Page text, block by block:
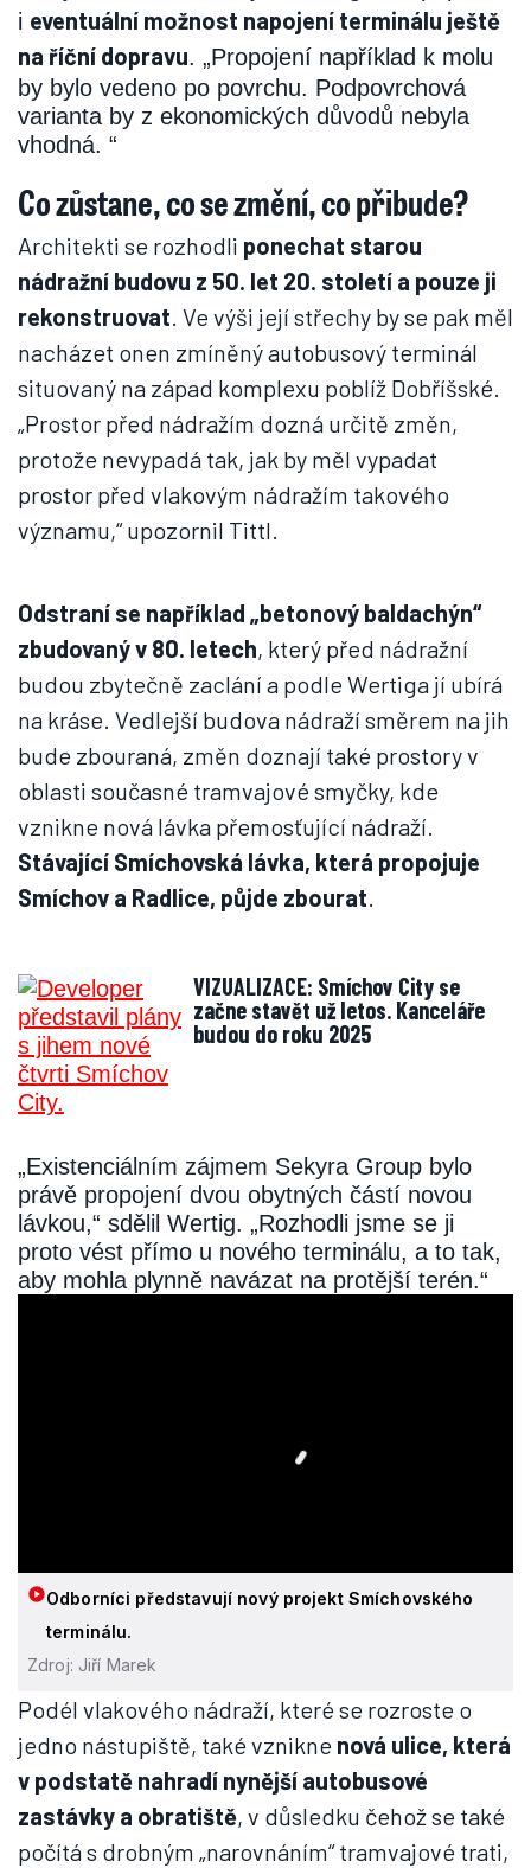
i eventuální možnost napojení terminálu ještě
na říční dopravu. „Propojení například k molu
by bylo vedeno po povrchu. Podpovrchová
varianta by z ekonomických důvodů nebyla
vhodná. “
Co zůstane, co se změní, co přibude?
Architekti se rozhodli ponechat starou
nádražní budovu z 50. let 20. století a pouze ji
rekonstruovat. Ve výši její střechy by se pak měl
nacházet onen zmíněný autobusový terminál
situovaný na západ komplexu poblíž Dobříšské.
„Prostor před nádražím dozná určitě změn,
protože nevypadá tak, jak by měl vypadat
prostor před vlakovým nádražím takového
významu,“ upozornil Tittl.
Odstraní se například „betonový baldachýn“
zbudovaný v 80. letech, který před nádražní
budou zbytečně zaclání a podle Wertiga jí ubírá
na kráse. Vedlejší budova nádraží směrem na jih
bude zbouraná, změn doznají také prostory v
oblasti současné tramvajové smyčky, kde
vznikne nová lávka přemosťující nádraží.
Stávající Smíchovská lávka, která propojuje
Smíchov a Radlice, půjde zbourat.
VIZUALIZACE: Smíchov City se
začne stavět už letos. Kanceláře
budou do roku 2025
„Existenciálním zájmem Sekyra Group bylo
právě propojení dvou obytných částí novou
lávkou,“ sdělil Wertig. „Rozhodli jsme se ji
proto vést přímo u nového terminálu, a to tak,
aby mohla plynně navázat na protější terén.“
Odborníci představují nový projekt Smíchovského
terminálu.
Zdroj: Jiří Marek
Podél vlakového nádraží, které se rozroste o
jedno nástupiště, také vznikne nová ulice, která
v podstatě nahradí nynější autobusové
zastávky a obratiště, v důsledku čehož se také
počítá s drobným „narovnáním“ tramvajové trati,